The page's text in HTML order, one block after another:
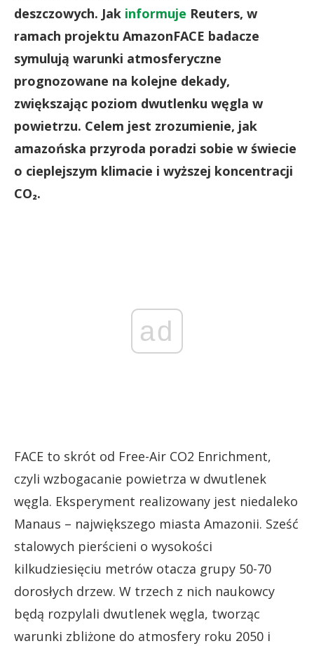
deszczowych. Jak informuje Reuters, w
ramach projektu AmazonFACE badacze
symulują warunki atmosferyczne
prognozowane na kolejne dekady,
zwiększając poziom dwutlenku węgla w
powietrzu. Celem jest zrozumienie, jak
amazońska przyroda poradzi sobie w świecie
o cieplejszym klimacie i wyższej koncentracji
CO₂.
ad
FACE to skrót od Free-Air CO2 Enrichment,
czyli wzbogacanie powietrza w dwutlenek
węgla. Eksperyment realizowany jest niedaleko
Manaus – największego miasta Amazonii. Sześć
stalowych pierścieni o wysokości
kilkudziesięciu metrów otacza grupy 50-70
dorosłych drzew. W trzech z nich naukowcy
będą rozpylali dwutlenek węgla, tworząc
warunki zbliżone do atmosfery roku 2050 i